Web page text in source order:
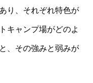
り、それぞれ特色が
キャンプ場がどのよ
、その強みと弱みが